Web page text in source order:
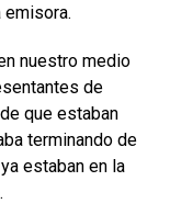
nuestro medio
de
que estaban
terminando de
estaban en la